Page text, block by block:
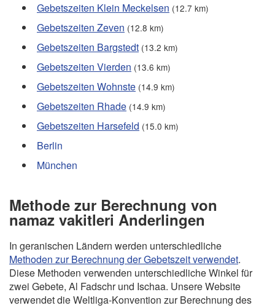
Gebetszeiten Klein Meckelsen (12.7 km)
Gebetszeiten Zeven (12.8 km)
Gebetszeiten Bargstedt (13.2 km)
Gebetszeiten Vierden (13.6 km)
Gebetszeiten Wohnste (14.9 km)
Gebetszeiten Rhade (14.9 km)
Gebetszeiten Harsefeld (15.0 km)
Berlin
München
Methode zur Berechnung von
namaz vakitleri Anderlingen
In geranischen Ländern werden unterschiedliche
Methoden zur Berechnung der Gebetszeit verwendet.
Diese Methoden verwenden unterschiedliche Winkel für
zwei Gebete, Al Fadschr und Ischaa. Unsere Website
verwendet die Weltliga-Konvention zur Berechnung des